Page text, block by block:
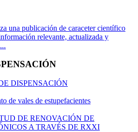
una publicación de caraceter científico
relevante, actualizada y
DISPENSACIÓN
de vales de estupefacientes
DE RENOVACIÓN DE
A TRAVÉS DE RXXI